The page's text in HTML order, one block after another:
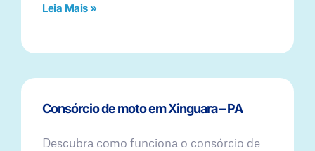
Leia Mais »
Consórcio de moto em Xinguara – PA
Descubra como funciona o consórcio de